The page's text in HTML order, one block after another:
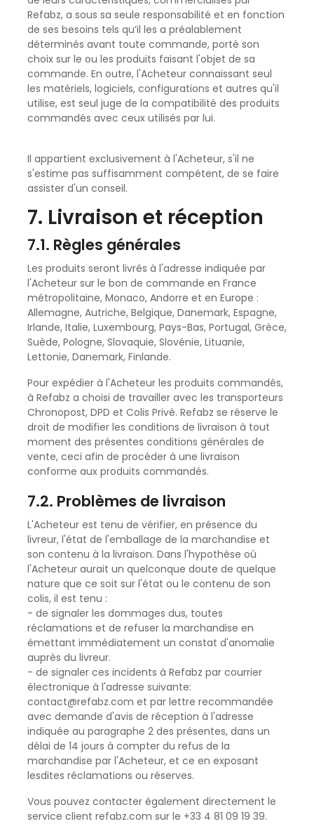
Refabz, a sous sa seule responsabilité et en fonction
de ses besoins tels qu’il les a préalablement
déterminés avant toute commande, porté son
choix sur le ou les produits faisant l'objet de sa
commande. En outre, l'Acheteur connaissant seul
les matériels, logiciels, configurations et autres qu'il
utilise, est seul juge de la compatibilité des produits
commandés avec ceux utilisés par lui.
Il appartient exclusivement à l'Acheteur, s'il ne
s'estime pas suffisamment compétent, de se faire
assister d'un conseil.
7. Livraison et réception
7.1. Règles générales
Les produits seront livrés à l'adresse indiquée par
l'Acheteur sur le bon de commande en France
métropolitaine, Monaco, Andorre et en Europe :
Allemagne, Autriche, Belgique, Danemark, Espagne,
Irlande, Italie, Luxembourg, Pays-Bas, Portugal, Grèce,
Suède, Pologne, Slovaquie, Slovénie, Lituanie,
Lettonie, Danemark, Finlande.
Pour expédier à l'Acheteur les produits commandés,
à Refabz a choisi de travailler avec les transporteurs
Chronopost, DPD et Colis Privé. Refabz se réserve le
droit de modifier les conditions de livraison à tout
moment des présentes conditions générales de
vente, ceci afin de procéder à une livraison
conforme aux produits commandés.
7.2. Problèmes de livraison
L'Acheteur est tenu de vérifier, en présence du
livreur, l'état de l'emballage de la marchandise et
son contenu à la livraison. Dans l'hypothèse où
l'Acheteur aurait un quelconque doute de quelque
nature que ce soit sur l'état ou le contenu de son
colis, il est tenu :
- de signaler les dommages dus, toutes
réclamations et de refuser la marchandise en
émettant immédiatement un constat d'anomalie
auprès du livreur.
- de signaler ces incidents à Refabz par courrier
électronique à l'adresse suivante:
contact@refabz.com et par lettre recommandée
avec demande d'avis de réception à l'adresse
indiquée au paragraphe 2 des présentes, dans un
délai de 14 jours à compter du refus de la
marchandise par l'Acheteur, et ce en exposant
lesdites réclamations ou réserves.
Vous pouvez contacter également directement le
service client refabz.com sur le +33 4 81 09 19 39.